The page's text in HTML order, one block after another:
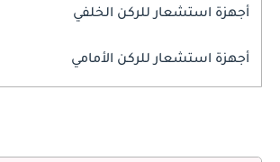
أجهزة استشعار للركن الخلفي
أجهزة استشعار للركن الأمامي